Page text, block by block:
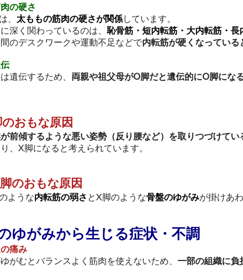
肉の硬さ
、 太ももの筋肉の硬さが関係しています。
深く関わっているのは、 恥骨筋・短内転筋・大内転筋・長
のデスクワークや運動不足などで内転筋が硬くなっている
伝
遺伝するため、 両親や祖父母がO脚だと遺伝的にO脚にな
おもな原因
前傾するような悪い姿勢（反り腰など）を取りつづけてい
り、X脚になると考えられています。
のおもな原因
ような内転筋の弱さ とX脚のような骨盤のゆがみが掛けあ
ゆがみから生じる症状・不調
の痛み
がむとバランスよく筋肉を使えないため、 一部の組織に負